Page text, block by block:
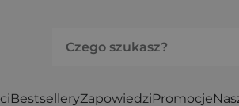
BestselleryZapowiedziPromocje